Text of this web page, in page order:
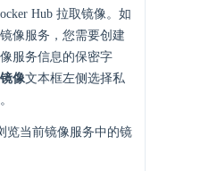
Hub 拉取镜像。如
像服务，您需要创建
服务信息的保密字
镜像文本框左侧选择私
览当前镜像服务中的镜